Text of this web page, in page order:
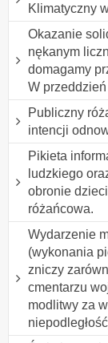
Klimatyczny
Okazanie
nękanym
domagamy
W
Publiczny
intencji
Pikieta
ludzkiego
obronie
różańcowa.
Wydarzenie
(wykonania
zniczy
cmentarzu
modlitwy za